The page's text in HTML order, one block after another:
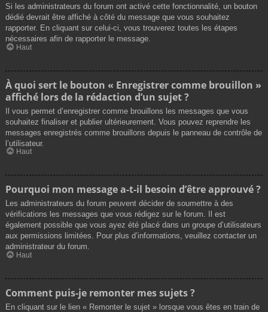
Si les administrateurs du forum ont activé cette fonctionnalité, un bouton
dédié devrait être affiché à côté du message que vous souhaitez
rapporter. En cliquant sur celui-ci, vous trouverez toutes les étapes
nécessaires afin de rapporter le message.
Haut
À quoi sert le bouton « Enregistrer comme brouillon »
affiché lors de la rédaction d’un sujet ?
Il vous permet d’enregistrer comme brouillons les messages que vous
souhaitez finaliser et publier ultérieurement. Vous pouvez reprendre les
messages enregistrés comme brouillons depuis le panneau de contrôle de
l’utilisateur.
Haut
Pourquoi mon message a-t-il besoin d’être approuvé ?
Les administrateurs du forum peuvent décider de soumettre à des
vérifications les messages que vous rédigez sur le forum. Il est
également possible que vous ayez été placé dans un groupe d’utilisateurs
aux permissions limitées. Pour plus d’informations, veuillez contacter un
administrateur du forum.
Haut
Comment puis-je remonter mes sujets ?
En cliquant sur le lien « Remonter le sujet » lorsque vous êtes en train de